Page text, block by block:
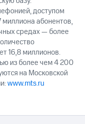
доступом
миллиона абонентов,
средах — более
16,8 миллионов.
из более чем 4 200
на Московской
www.mts.ru